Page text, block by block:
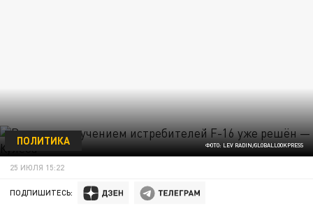
ФОТО: LEV RADIN/GLOBALLOOKPRESS
ПОЛИТИКА
25 ИЮЛЯ 15:22
ПОДПИШИТЕСЬ: